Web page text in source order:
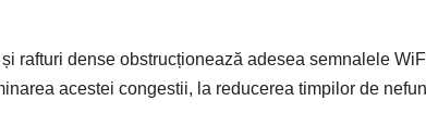
rafturi dense obstrucționează adesea semnalele
acestei congestii, la reducerea timpilor de